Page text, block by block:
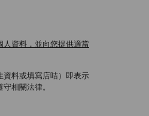
人資料，並向您提供適當
資料或填寫店咭）即表示
相關法律。